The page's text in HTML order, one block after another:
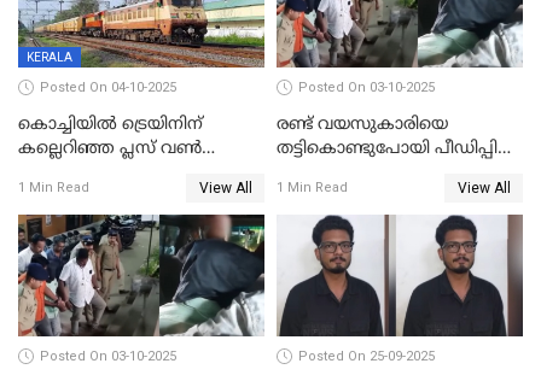
KERALA
Posted On 04-10-2025
കൊച്ചിയില്‍ ട്രെയിനിന്
കല്ലെറിഞ്ഞ പ്ലസ് വൺ
കല്ലേറിൽ അഗ്നിരക്ഷാസേന
ഉദ്യോഗസ്ഥന് പരിക്കേറ്റിരുന്നു
1 Min Read View All
Posted On 03-10-2025
രണ്ട് വയസുകാരിയെ
തട്ടികൊണ്ടുപോയി പീഡിപ്പിച്ച
തടവ്
1 Min Read View All
Posted On 03-10-2025 Posted On 25-09-2025